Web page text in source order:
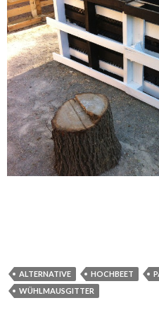
ALTERNATIVE HOCHBEET
WÜHLMAUSGITTER